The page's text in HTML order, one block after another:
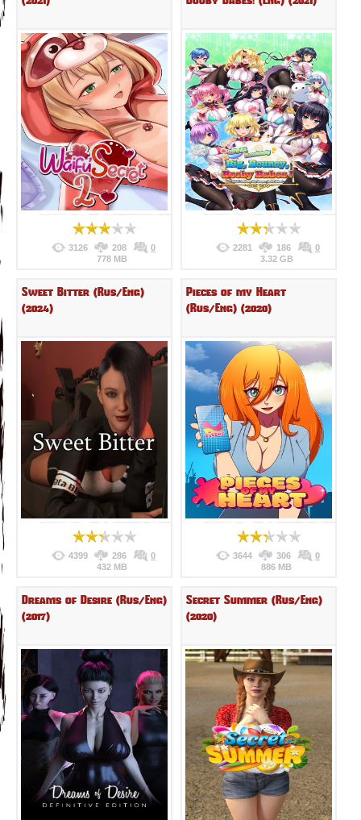
3126 208
0
778 MB
2281 186
0
3.32 GB
Sweet Bitter (Rus/Eng)
(2024)
4399 286
0
432 MB
Pieces of my Heart
(Rus/Eng) (2020)
3644 306
0
886 MB
Dreams of Desire (Rus/Eng)
(2017)
Secret Summer (Rus/Eng)
(2020)